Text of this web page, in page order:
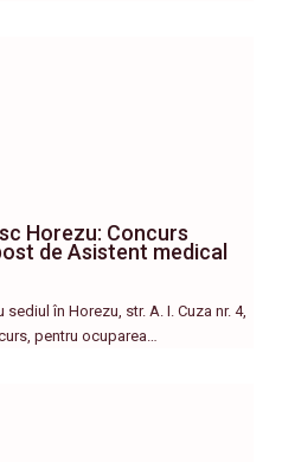
Horezu: Concurs
de Asistent medical
în Horezu, str. A. I. Cuza nr. 4,
pentru ocuparea…